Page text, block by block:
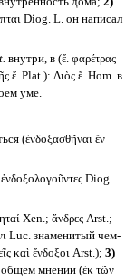
Diog. L. он написал
внутри, в (ἔ. φαρέτρας
ἔ. Plat.): Διὸς ἔ. Hom. в
уме.
(ἐνδοξασθῆναι ἔν
Diog.
Xen.; ἄνδρες Arst.;
Luc. знаменитый чем-
καὶ ἔνδοξοι Arst.); 3)
мнении (ἐκ τῶν